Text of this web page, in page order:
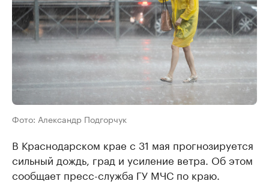
Фото: Александр Подгорчук
В Краснодарском крае с 31 мая прогнозируется
сильный дождь, град и усиление ветра. Об этом
сообщает пресс-служба ГУ МЧС по краю.